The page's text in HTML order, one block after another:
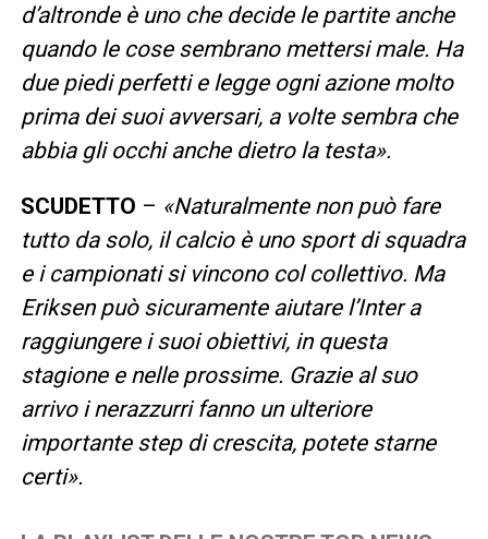
d’altronde è uno che decide le partite anche
quando le cose sembrano mettersi male. Ha
due piedi perfetti e legge ogni azione molto
prima dei suoi avversari, a volte sembra che
abbia gli occhi anche dietro la testa».
SCUDETTO – «Naturalmente non può fare
tutto da solo, il calcio è uno sport di squadra
e i campionati si vincono col collettivo. Ma
Eriksen può sicuramente aiutare l’Inter a
raggiungere i suoi obiettivi, in questa
stagione e nelle prossime. Grazie al suo
arrivo i nerazzurri fanno un ulteriore
importante step di crescita, potete starne
certi».